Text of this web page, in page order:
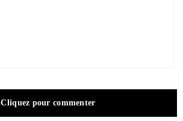
Cliquez pour commenter